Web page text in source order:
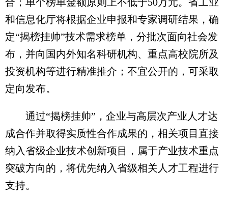
和信息化厅将根据企业申报和专家调研结果，确
定“揭榜挂帅”技术需求榜单，分批次面向社会发
布，并向国内外知名科研机构、重点高校院所及
投资机构等进行精准推介；不宜公开的，可采取
定向发布。
通过“揭榜挂帅”，企业与高层次产业人才达
成合作并取得实质性合作成果的，相关项目直接
纳入省级企业技术创新项目，属于产业技术重点
突破方向的，将优先纳入省级相关人才工程进行
支持。